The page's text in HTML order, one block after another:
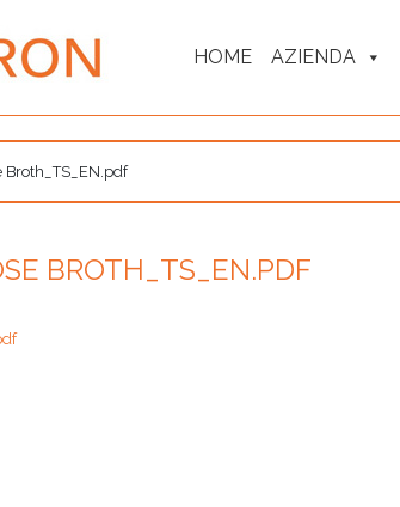
HOME AZIENDA
Broth_TS_EN.pdf
BROTH_TS_EN.PDF